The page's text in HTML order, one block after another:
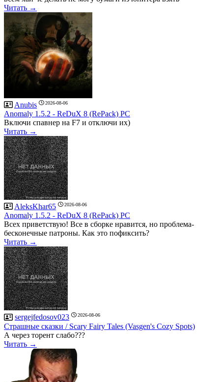
Читать →
Anubis 2026-08-06
Anomaly 1.5.2 - ReDuX 8 (RePack) PC
Включи спавнер на F7 и отключи их)
Читать →
AleksKhar65 2026-08-06
Anomaly 1.5.2 - ReDuX 8 (RePack) PC
Всех приветствую! Все в сборке нравится, но проблема-
бесконечные патроны. Как это пофиксить?
Читать →
sergejfedosov023 2026-08-06
Страшные сказки / Scary Fairy Tales (Vasgen's Cozy Spots)
А через торент слабо???
Читать →